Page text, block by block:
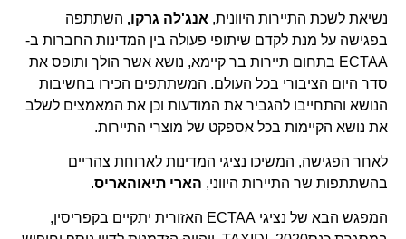
נשיאת לשכת התיירות היוונית, אנג'לה גרקו, השתתפה
בפגישה על מנת לקדם שיתופי פעולה בין המדינות החברות ב-
ECTAA בתחום תיירות בר קיימא, נושא אשר הולך ותופס את
סדר היום הציבורי בכל העולם. המשתתפים הכירו בחשיבות
הנושא והתחייבו להגביר את המודעות וכן את המאמצים לשלב
את נושא הקיימות בכל אספקט של מוצרי התיירות.
לאחר הפגישה, המשיכו נציגי המדינות לארוחת צהריים
בהשתתפות שר התיירות היווני, הארי תיאוהאריס.
המפגש הבא של נציגי ECTAA האזורית יתקיים בקפריסין,